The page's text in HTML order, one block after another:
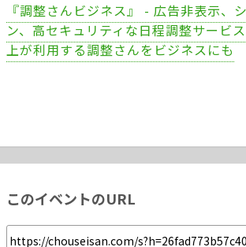
『調整さんビジネス』 - 広告非表示、
ン、高セキュリティな日程調整サービ
上が利用する調整さんをビジネスにも
このイベントのURL